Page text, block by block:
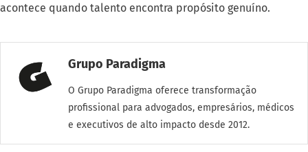
acontece quando talento encontra propósito genuíno.
Grupo Paradigma
O Grupo Paradigma oferece transformação
profissional para advogados, empresários, médicos
e executivos de alto impacto desde 2012.